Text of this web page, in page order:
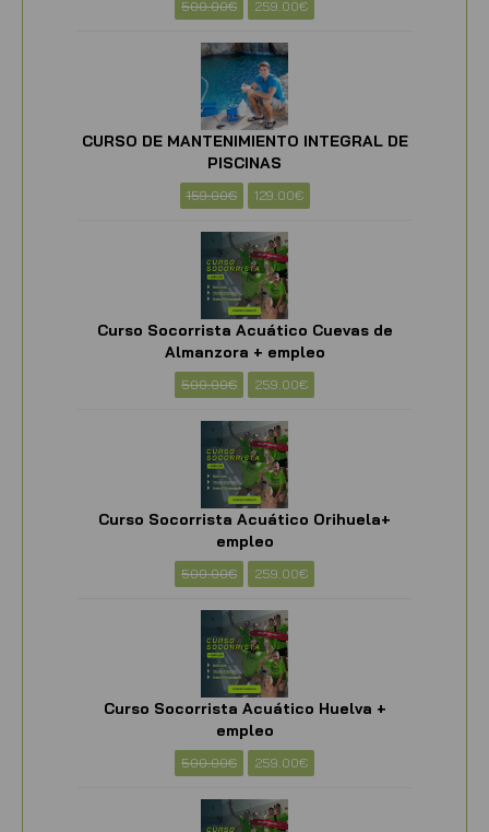
500.00€ 259.00€
CURSO DE MANTENIMIENTO INTEGRAL DE
PISCINAS
159.00€ 129.00€
Curso Socorrista Acuático Cuevas de
Almanzora + empleo
500.00€ 259.00€
Curso Socorrista Acuático Orihuela+
empleo
500.00€ 259.00€
Curso Socorrista Acuático Huelva +
empleo
500.00€ 259.00€